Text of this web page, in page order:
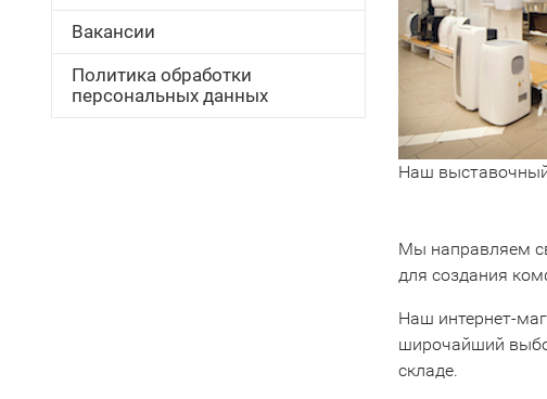
Вакансии
Политика обработки
персональных данных
Наш выставочный
Мы направляем
для создания
Наш интернет-
широчайший
складе.